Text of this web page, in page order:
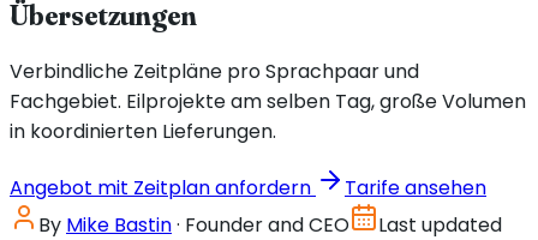
Übersetzungen
Verbindliche Zeitpläne pro Sprachpaar und
Fachgebiet. Eilprojekte am selben Tag, große Volumen
in koordinierten Lieferungen.
Angebot mit Zeitplan anfordern
Tarife ansehen
By Mike Bastin· Founder and CEO
Last updated